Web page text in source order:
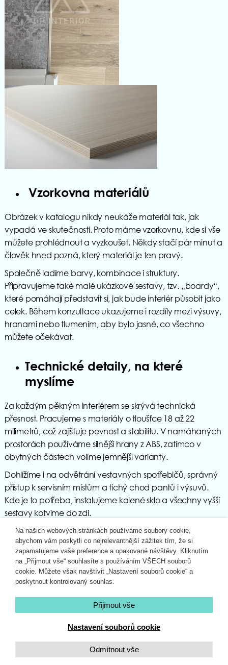
Vzorkovna materiálů
Obrázek v katalogu nikdy neukáže materiál tak, jak
vypadá ve skutečnosti. Proto máme vzorkovnu, kde si vše
můžete prohlédnout a vyzkoušet. Někdy stačí pár minut a
člověk hned pozná, který materiál je ten pravý.
Společně ladíme barvy, kombinace i struktury.
Připravujeme také malé ukázkové sestavy, tzv. „boardy“,
které pomáhají představit si, jak bude interiér působit jako
celek. Během konzultace ukazujeme i rozdíly mezi výsuvy,
hranami nebo tlumením, aby bylo jasné, co všechno
můžete očekávat.
Technické detaily, na které
myslíme
Za každým pěkným interiérem se skrývá technická
přesnost. Pracujeme s materiály o tloušťce 18 až 22
milimetrů, což zajišťuje pevnost a stabilitu. V namáhaných
prostorách používáme silnější hrany z ABS, zatímco v
obytných částech volíme jemnější varianty.
Dohlížíme i na odvětrání vestavných spotřebičů, správný
přístup k servisním místům a tichý chod pantů i výsuvů.
Kde je to potřeba, instalujeme kalené sklo a všechny vyšší
sestavy kotvíme do zdi.
Co se dobré vědět od zákazníka
Abychom mohli připravit návrh přesně podle vašich
představ, potřebujeme několik základních podkladů.
fotografií a popis rozvodů. Pomůže také pár obrázků stylů,
detail nám usnadní cestu k návrhu, který vám bude sedět
po všech stránkách.
Na našich webových stránkách používáme soubory cookie,
abychom vám poskytli co nejrelevantnější zážitek tím, že si
zapamatujeme vaše preference a opakované návštěvy. Kliknutím
na „Přijmout vše“ souhlasíte s používáním VŠECH souborů
cookie. Můžete však navštívit „Nastavení souborů cookie“ a
poskytnout kontrolovaný souhlas.
Nastavení souborů cookie
Odmítnout vše
Přijmout vše